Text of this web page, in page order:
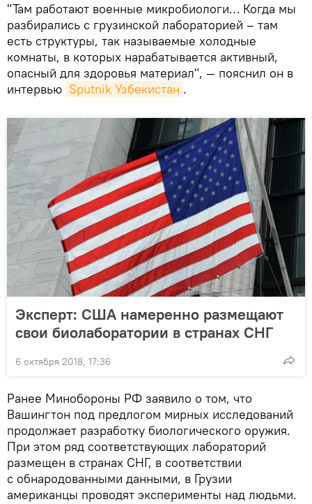
"Там работают военные микробиологи… Когда мы
разбирались с грузинской лабораторией – там
есть структуры, так называемые холодные
комнаты, в которых нарабатывается активный,
опасный для здоровья материал", — пояснил он в
интервью Sputnik Узбекистан .
Эксперт: США намеренно размещают
свои биолаборатории в странах СНГ
6 октября 2018, 17:36
Ранее Минобороны РФ заявило о том, что
Вашингтон под предлогом мирных исследований
продолжает разработку биологического оружия.
При этом ряд соответствующих лабораторий
размещен в странах СНГ, в соответствии
с обнародованными данными, в Грузии
американцы проводят эксперименты над людьми.